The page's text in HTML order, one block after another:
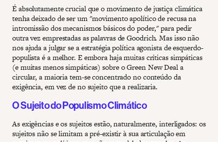
É absolutamente crucial que o movimento de justiça climática
tenha deixado de ser um "movimento apolítico de recusa na
intromissão dos mecanismos básicos do poder," para pedir
outra vez emprestadas as palavras de Goodrich. Mas isso não
nos ajuda a julgar se a estratégia política agonista de esquerdo-
populista é a melhor. E embora haja muitas críticas simpáticas
(e muitas menos simpáticas) sobre o Green New Deal a
circular, a maioria tem-se concentrado no conteúdo da
exigência, em vez de no sujeito que a realizaria.
O Sujeito do Populismo Climático
As exigências e os sujeitos estão, naturalmente, interligados: os
sujeitos não se limitam a pré-existir à sua articulação em